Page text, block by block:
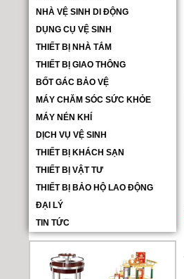
NHÀ VỆ SINH DI ĐỘNG
DỤNG CỤ VỆ SINH
THIẾT BỊ NHÀ TẮM
THIẾT BỊ GIAO THÔNG
BỐT GÁC BẢO VỆ
MÁY CHĂM SÓC SỨC KHỎE
MÁY NÉN KHÍ
DỊCH VỤ VỆ SINH
THIẾT BỊ KHÁCH SẠN
THIẾT BỊ VẬT TƯ
THIẾT BỊ BẢO HỘ LAO ĐỘNG
ĐẠI LÝ
TIN TỨC